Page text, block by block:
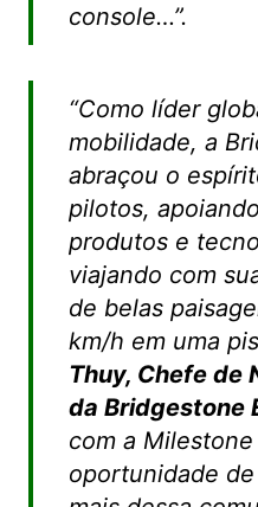
console…”.
“Como líder
mobilidade, a
abraçou o
pilotos,
produtos e
viajando com
de belas
km/h em uma
Thuy, Chefe de
da Bridgestone
com a Milestone
oportunidade